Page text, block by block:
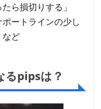
ら損切りする」
ポートラインの少し
など
るpipsは？